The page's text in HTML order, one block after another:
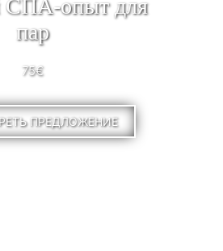
СПА-опыт для
пар
75€
ПРЕДЛОЖЕНИЕ